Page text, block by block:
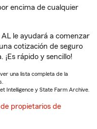
encima de cualquier
le ayudará a comenzar
cotización de seguro
¡Es rápido y sencillo!
una lista completa de la
Intelligence y State Farm Archive.
propietarios de